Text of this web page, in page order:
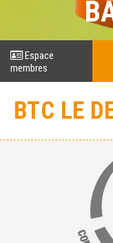
Espace
membres
BTC LE